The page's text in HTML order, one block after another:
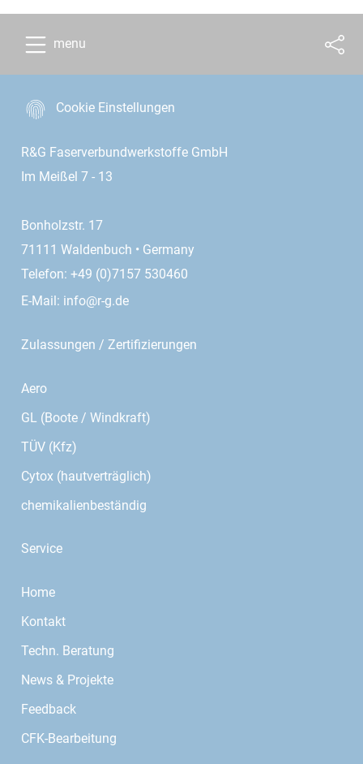
menu
Cookie Einstellungen
R&G Faserverbundwerkstoffe GmbH
Im Meißel 7 - 13
Bonholzstr. 17
71111 Waldenbuch • Germany
Telefon: +49 (0)7157 530460
E-Mail: info@r-g.de
Zulassungen / Zertifizierungen
Aero
GL (Boote / Windkraft)
TÜV (Kfz)
Cytox (hautverträglich)
chemikalienbeständig
Service
Home
Kontakt
Techn. Beratung
News & Projekte
Feedback
CFK-Bearbeitung